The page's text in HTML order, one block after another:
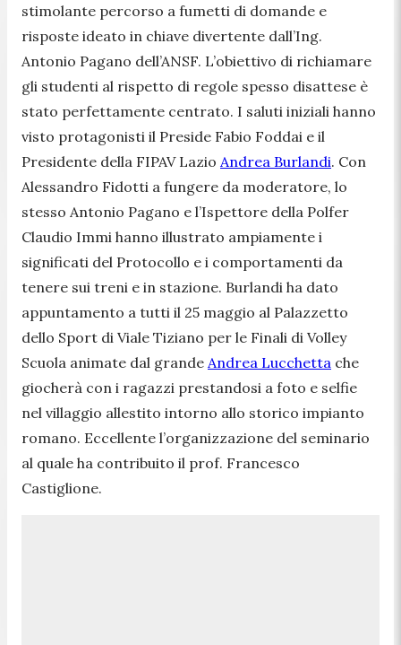
stimolante percorso a fumetti di domande e
risposte ideato in chiave divertente dall’Ing.
Antonio Pagano dell’ANSF. L’obiettivo di richiamare
gli studenti al rispetto di regole spesso disattese è
stato perfettamente centrato. I saluti iniziali hanno
visto protagonisti il Preside Fabio Foddai e il
Presidente della FIPAV Lazio Andrea Burlandi. Con
Alessandro Fidotti a fungere da moderatore, lo
stesso Antonio Pagano e l’Ispettore della Polfer
Claudio Immi hanno illustrato ampiamente i
significati del Protocollo e i comportamenti da
tenere sui treni e in stazione. Burlandi ha dato
appuntamento a tutti il 25 maggio al Palazzetto
dello Sport di Viale Tiziano per le Finali di Volley
Scuola animate dal grande Andrea Lucchetta che
giocherà con i ragazzi prestandosi a foto e selfie
nel villaggio allestito intorno allo storico impianto
romano. Eccellente l’organizzazione del seminario
al quale ha contribuito il prof. Francesco
Castiglione.